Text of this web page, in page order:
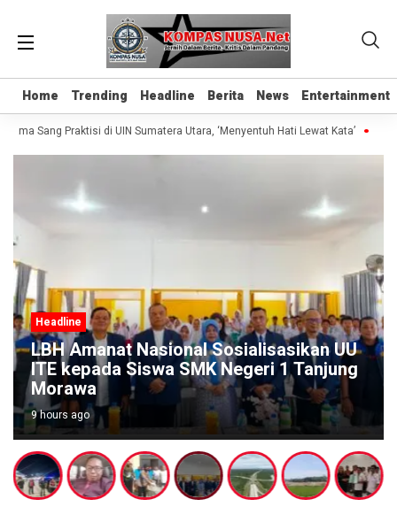
Home Trending Headline Berita News Entertainment
Home Trending Headline Berita News Entertainment
Sang Praktisi di UIN Sumatera Utara, ‘Menyentuh Hati Lewat Kata’
Headline
LBH Amanat Nasional Sosialisasikan UU
ITE kepada Siswa SMK Negeri 1 Tanjung
Morawa
9 hours ago